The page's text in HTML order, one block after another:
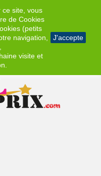
ce site, vous
de Cookies
(petits
navigation,
visite et
J'accepte